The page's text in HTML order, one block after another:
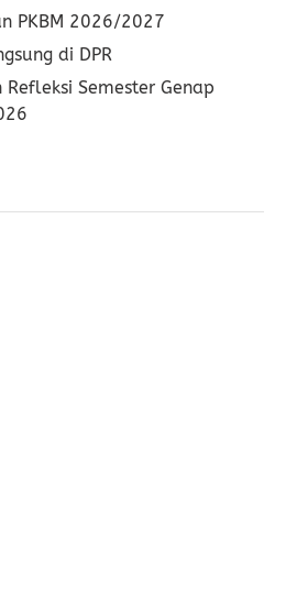
PKBM 2026/2027
di DPR
Semester Genap